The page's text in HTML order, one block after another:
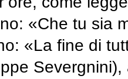
«Che tu sia
«La fine di